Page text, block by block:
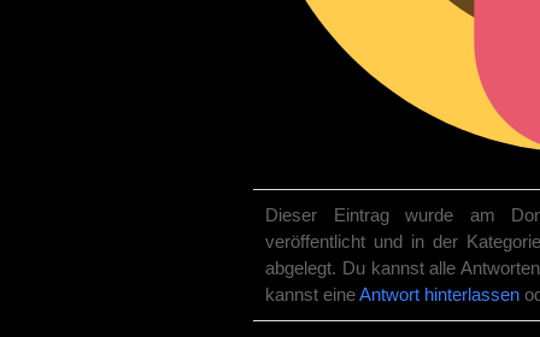
Dieser Eintrag wurde am
veröffentlicht und in der
abgelegt. Du kannst alle
kannst eineAntwort hinterlassen